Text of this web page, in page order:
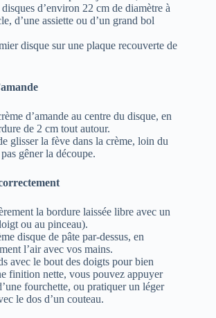
d’environ 22 cm de diamètre à
d’une assiette ou d’un grand bol
disque sur une plaque recouverte de
d’amande au centre du disque, en
de 2 cm tout autour.
glisser la fève dans la crème, loin du
gêner la découpe.
la bordure laissée libre avec un
ou au pinceau).
disque de pâte par-dessus, en
l’air avec vos mains.
avec le bout des doigts pour bien
finition nette, vous pouvez appuyer
fourchette, ou pratiquer un léger
le dos d’un couteau.